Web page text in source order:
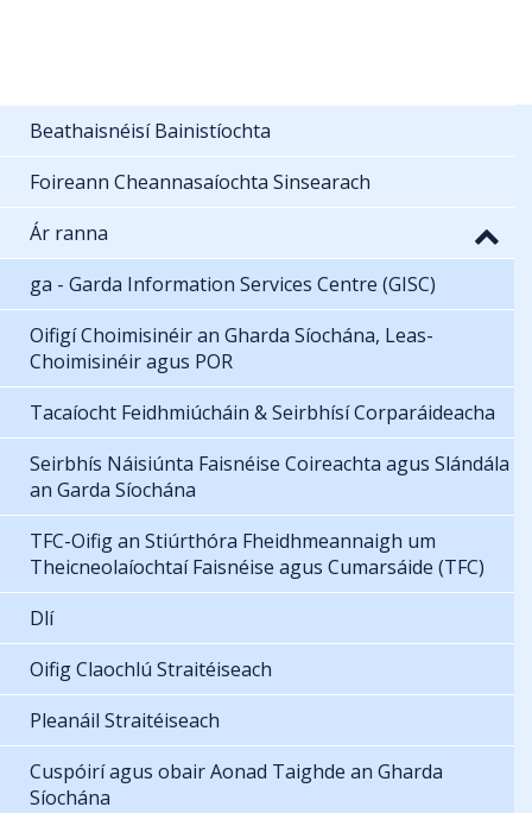
Beathaisnéisí Bainistíochta
Foireann Cheannasaíochta Sinsearach
Ár ranna
ga - Garda Information Services Centre (GISC)
Oifigí Choimisinéir an Gharda Síochána, Leas-
Choimisinéir agus POR
Tacaíocht Feidhmiúcháin & Seirbhísí Corparáideacha
Seirbhís Náisiúnta Faisnéise Coireachta agus Slándála
an Garda Síochána
TFC-Oifig an Stiúrthóra Fheidhmeannaigh um
Theicneolaíochtaí Faisnéise agus Cumarsáide (TFC)
Dlí
Oifig Claochlú Straitéiseach
Pleanáil Straitéiseach
Cuspóirí agus obair Aonad Taighde an Gharda
Síochána